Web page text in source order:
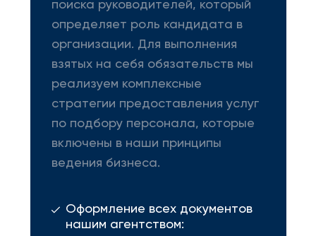
поиска руководителей, который
определяет роль кандидата в
организации. Для выполнения
взятых на себя обязательств мы
реализуем комплексные
стратегии предоставления услуг
по подбору персонала, которые
включены в наши принципы
ведения бизнеса.
Оформление всех документов
нашим агентством: